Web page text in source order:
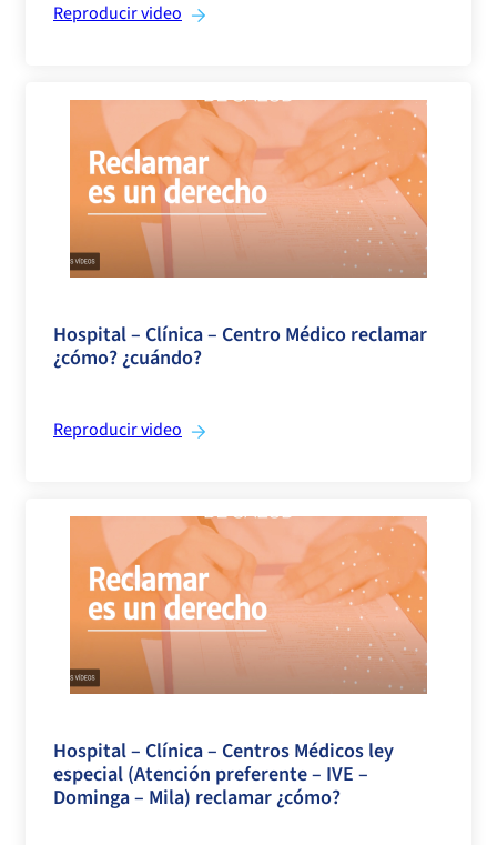
Reproducir video
Hospital – Clínica – Centro Médico reclamar
¿cómo? ¿cuándo?
Reproducir video
Hospital – Clínica – Centros Médicos ley
especial (Atención preferente – IVE –
Dominga – Mila) reclamar ¿cómo?